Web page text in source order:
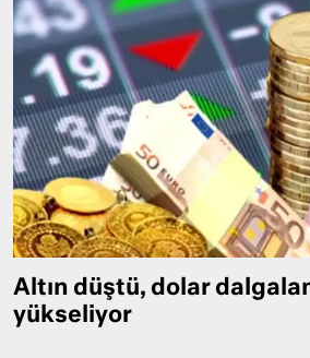
Altın düştü, dolar
yükseliyor